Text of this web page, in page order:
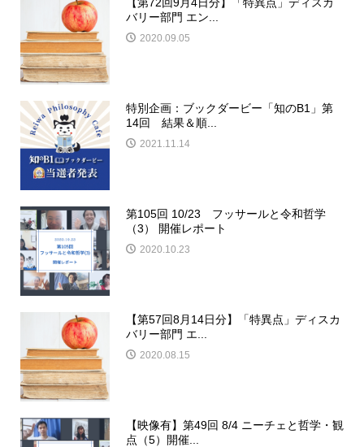
バリー部門 エン...
2020.09.05
特別企画：ブックダービー「知のB1」第
14回 結果＆順...
2021.11.14
第105回 10/23 フッサールと令和哲学
（3） 開催レポート
2020.10.23
【第57回8月14日分】「特異点」ディスカ
バリー部門 エ...
2020.08.15
【映像有】第49回 8/4 ニーチェと哲学・観
点（5）開催...